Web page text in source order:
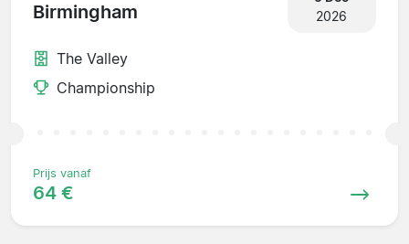
Birmingham
2026
The Valley
Championship
Prijs vanaf
64 €